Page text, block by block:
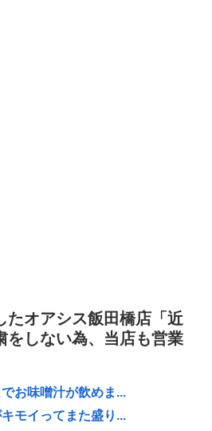
たオアシス飯田橋店「近
をしない為、当店も営業
お味噌汁が飲めま...
モイってまた盛り...